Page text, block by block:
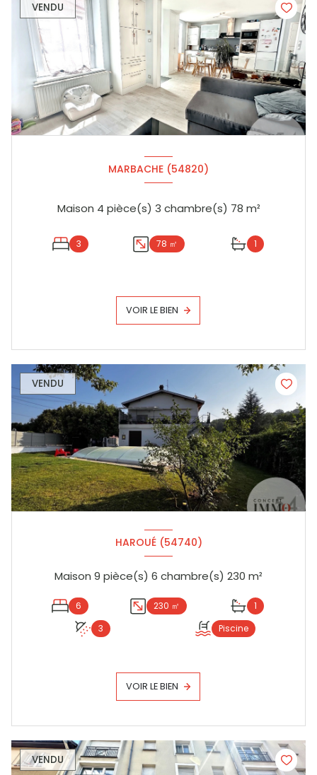
VENDU
MARBACHE (54820)
Maison 4 pièce(s) 3 chambre(s) 78 m²
3 78 ㎡ 1
VOIR LE BIEN
VENDU
HAROUÉ (54740)
Maison 9 pièce(s) 6 chambre(s) 230 m²
6 230 ㎡
1
3
Piscine
VOIR LE BIEN
VENDU